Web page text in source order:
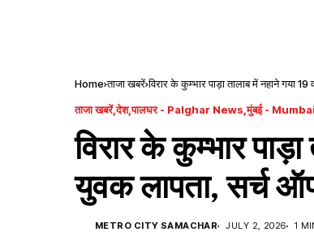
Home ताजा खबरें विरार के कुम्भार पाड़ा तालाब में नहाने गया
ताजा खबरें देश पालघर - Palghar News मुंबई -
विरार के कुम्भार
युवक लापता, सर्च
METRO CITY SAMACHAR JULY 2, 2026 1